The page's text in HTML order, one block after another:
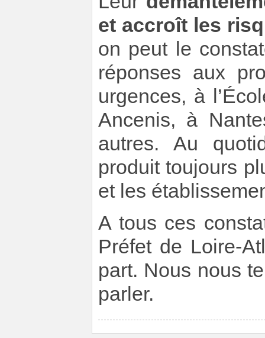
et accroît les
on peut le
réponses aux
urgences, à
Ancenis, à
autres. Au
produit toujours
et les
A tous ces
Préfet de Loire-
part. Nous nous
parler.